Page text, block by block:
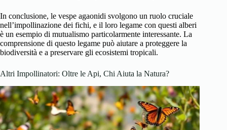
In conclusione, le vespe agaonidi svolgono un ruolo cruciale
nell’impollinazione dei fichi, e il loro legame con questi alberi
è un esempio di mutualismo particolarmente interessante. La
comprensione di questo legame può aiutare a proteggere la
biodiversità e a preservare gli ecosistemi tropicali.
Altri Impollinatori: Oltre le Api, Chi Aiuta la Natura?